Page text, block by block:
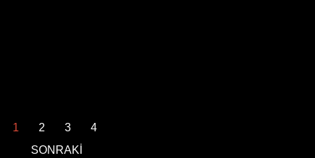
1 2 3
4
SONRAKİ